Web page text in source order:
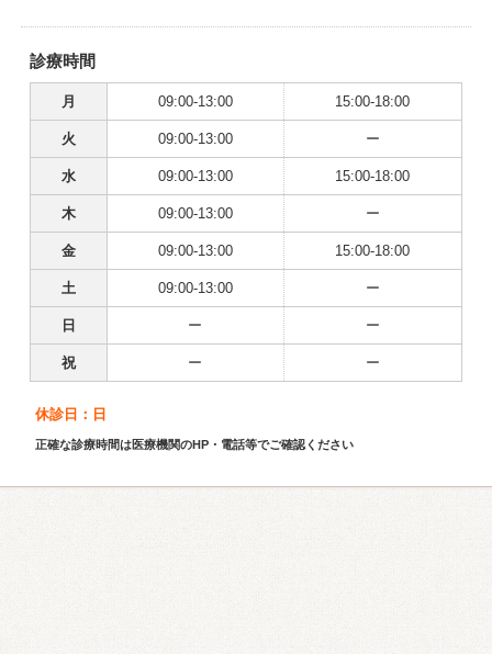
診療時間
月 09:00-13:00 15:00-18:00
火 09:00-13:00 ー
水 09:00-13:00 15:00-18:00
木 09:00-13:00 ー
金 09:00-13:00 15:00-18:00
土 09:00-13:00 ー
日 ー ー
祝 ー ー
休診日：日
正確な診療時間は医療機関のHP・電話等でご確認ください